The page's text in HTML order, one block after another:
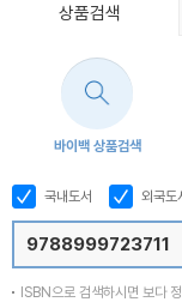
상품검색
바이백 상품검색
국내도서 외국도
ISBN으로 검색하시면 보다